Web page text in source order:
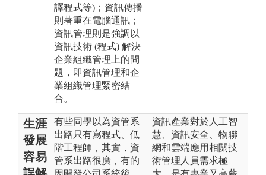
譯程式等)；資訊傳播
則著重在電腦通訊；
資訊管理則是強調以
資訊技術 (程式) 解決
企業組織管理上的問
題，即資訊管理和企
業組織管理緊密結
合。
生涯
發展
容易
有些同學以為資管系
出路只有寫程式、低
階工程師，其實，資
管系出路很廣，有的
資訊產業對於人工智
慧、資訊安全、物聯
網和雲端應用相關技
術管理人員需求極